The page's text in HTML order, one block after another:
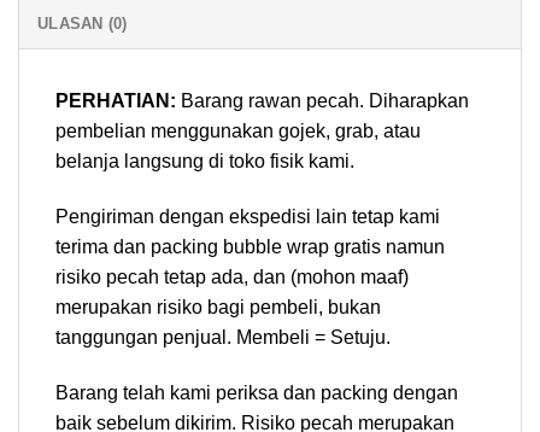
ULASAN (0)
PERHATIAN: Barang rawan pecah. Diharapkan
pembelian menggunakan gojek, grab, atau
belanja langsung di toko fisik kami.
Pengiriman dengan ekspedisi lain tetap kami
terima dan packing bubble wrap gratis namun
risiko pecah tetap ada, dan (mohon maaf)
merupakan risiko bagi pembeli, bukan
tanggungan penjual. Membeli = Setuju.
Barang telah kami periksa dan packing dengan
baik sebelum dikirim. Risiko pecah merupakan